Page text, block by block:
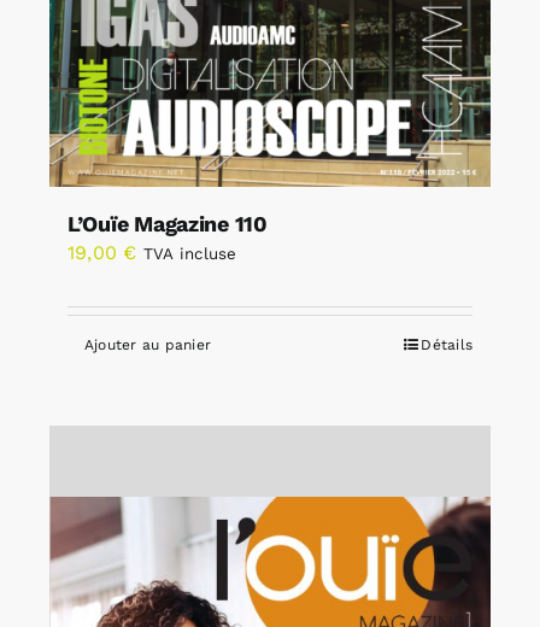
L’Ouïe Magazine 110
19,00 € TVA incluse
Ajouter au panier Détails